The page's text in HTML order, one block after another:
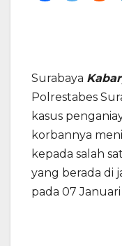
Surabaya
Polrestabes
kasus
korbannya
kepada salah
yang berada di
pada 07